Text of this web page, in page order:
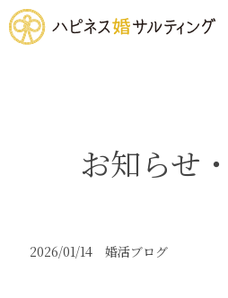
お知らせ
2026/01/14 婚活ブログ